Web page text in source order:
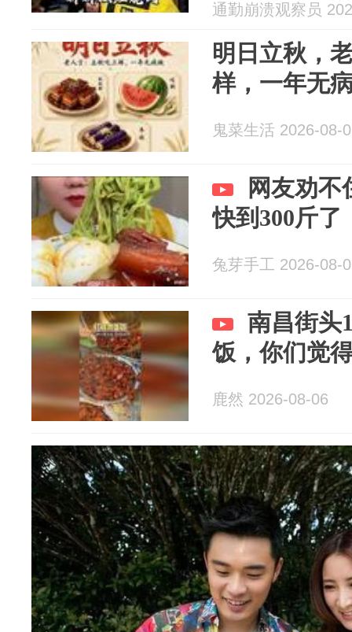
通勤崩溃观察员
明日立秋，
样，一年无
鬼菜生活 2026-08-
网友劝不
快到300斤了
兔芽手工 2026-08-
南昌街头
饭，你们觉
鹿然 2026-08-06